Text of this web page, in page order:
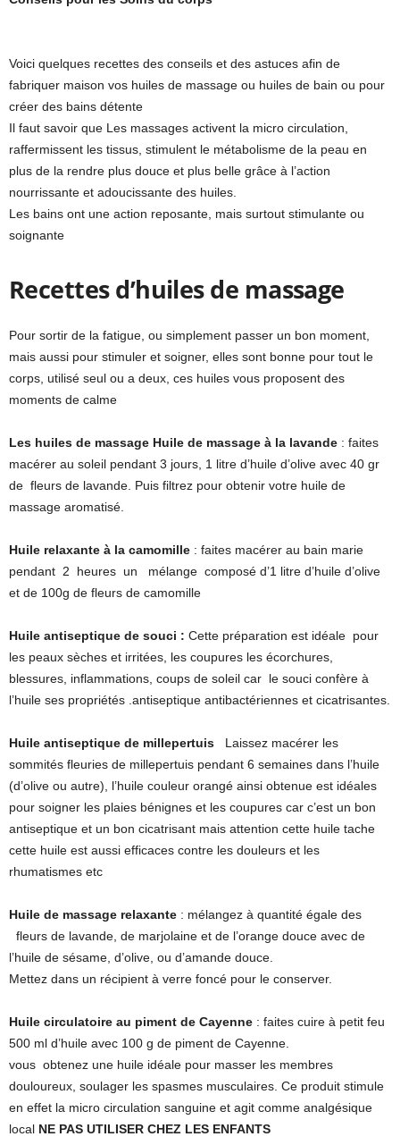
Voici quelques recettes des conseils et des astuces afin de
fabriquer maison vos huiles de massage ou huiles de bain ou pour
créer des bains détente
Il faut savoir que Les massages activent la micro circulation,
raffermissent les tissus, stimulent le métabolisme de la peau en
plus de la rendre plus douce et plus belle grâce à l’action
nourrissante et adoucissante des huiles.
Les bains ont une action reposante, mais surtout stimulante ou
soignante
Recettes d’huiles de massage
Pour sortir de la fatigue, ou simplement passer un bon moment,
mais aussi pour stimuler et soigner, elles sont bonne pour tout le
corps, utilisé seul ou a deux, ces huiles vous proposent des
moments de calme
Les huiles de massage Huile de massage à la lavande : faites
macérer au soleil pendant 3 jours, 1 litre d’huile d’olive avec 40 gr
de fleurs de lavande. Puis filtrez pour obtenir votre huile de
massage aromatisé.
Huile relaxante à la camomille : faites macérer au bain marie
pendant 2 heures un mélange composé d’1 litre d’huile d’olive
et de 100g de fleurs de camomille
Huile antiseptique de souci : Cette préparation est idéale pour
les peaux sèches et irritées, les coupures les écorchures,
blessures, inflammations, coups de soleil car le souci confère à
l’huile ses propriétés .antiseptique antibactériennes et cicatrisantes.
Huile antiseptique de millepertuis Laissez macérer les
sommités fleuries de millepertuis pendant 6 semaines dans l’huile
(d’olive ou autre), l’huile couleur orangé ainsi obtenue est idéales
pour soigner les plaies bénignes et les coupures car c’est un bon
antiseptique et un bon cicatrisant mais attention cette huile tache
cette huile est aussi efficaces contre les douleurs et les
rhumatismes etc
Huile de massage relaxante : mélangez à quantité égale des
fleurs de lavande, de marjolaine et de l’orange douce avec de
l’huile de sésame, d’olive, ou d’amande douce.
Mettez dans un récipient à verre foncé pour le conserver.
Huile circulatoire au piment de Cayenne : faites cuire à petit feu
500 ml d’huile avec 100 g de piment de Cayenne.
vous obtenez une huile idéale pour masser les membres
douloureux, soulager les spasmes musculaires. Ce produit stimule
en effet la micro circulation sanguine et agit comme analgésique
local NE PAS UTILISER CHEZ LES ENFANTS